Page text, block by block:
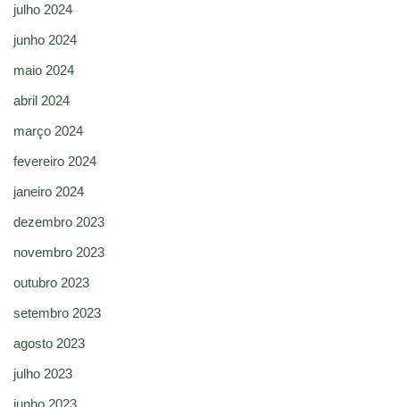
julho 2024
junho 2024
maio 2024
abril 2024
março 2024
fevereiro 2024
janeiro 2024
dezembro 2023
novembro 2023
outubro 2023
setembro 2023
agosto 2023
julho 2023
junho 2023